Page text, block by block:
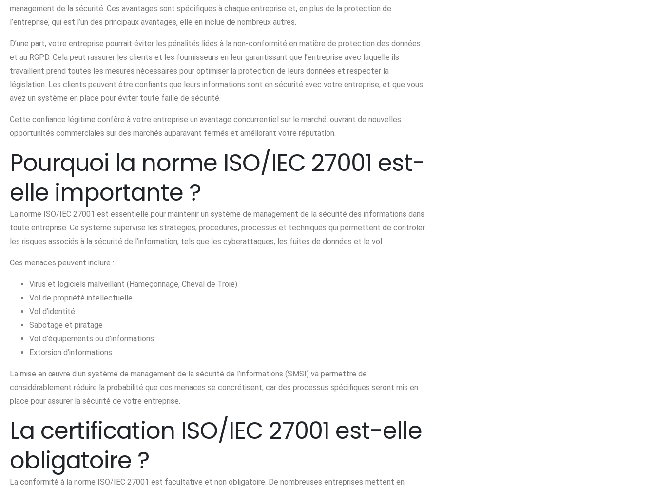
management de la sécurité. Ces avantages sont spécifiques à chaque entreprise et, en plus de la protection de
l’entreprise, qui est l’un des principaux avantages, elle en inclue de nombreux autres.
D’une part, votre entreprise pourrait éviter les pénalités liées à la non-conformité en matière de protection des données
et au RGPD. Cela peut rassurer les clients et les fournisseurs en leur garantissant que l’entreprise avec laquelle ils
travaillent prend toutes les mesures nécessaires pour optimiser la protection de leurs données et respecter la
législation. Les clients peuvent être confiants que leurs informations sont en sécurité avec votre entreprise, et que vous
avez un système en place pour éviter toute faille de sécurité.
Cette confiance légitime confère à votre entreprise un avantage concurrentiel sur le marché, ouvrant de nouvelles
opportunités commerciales sur des marchés auparavant fermés et améliorant votre réputation.
Pourquoi la norme ISO/IEC 27001 est-
elle importante ?
La norme ISO/IEC 27001 est essentielle pour maintenir un système de management de la sécurité des informations dans
toute entreprise. Ce système supervise les stratégies, procédures, processus et techniques qui permettent de contrôler
les risques associés à la sécurité de l’information, tels que les cyberattaques, les fuites de données et le vol.
Ces menaces peuvent inclure :
Virus et logiciels malveillant (Hameçonnage, Cheval de Troie)
Vol de propriété intellectuelle
Vol d’identité
Sabotage et piratage
Vol d’équipements ou d’informations
Extorsion d’informations
La mise en œuvre d’un système de management de la sécurité de l’informations (SMSI) va permettre de
considérablement réduire la probabilité que ces menaces se concrétisent, car des processus spécifiques seront mis en
place pour assurer la sécurité de votre entreprise.
La certification ISO/IEC 27001 est-elle
obligatoire ?
La conformité à la norme ISO/IEC 27001 est facultative et non obligatoire. De nombreuses entreprises mettent en